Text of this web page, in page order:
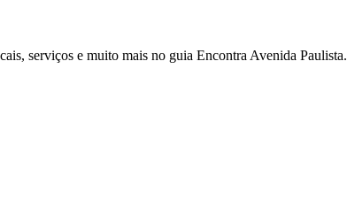
serviços e muito mais no guia Encontra Avenida Paulista.